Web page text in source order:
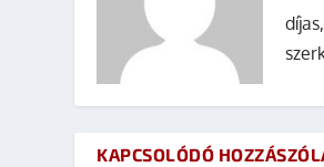
KAPCSOLÓDÓ